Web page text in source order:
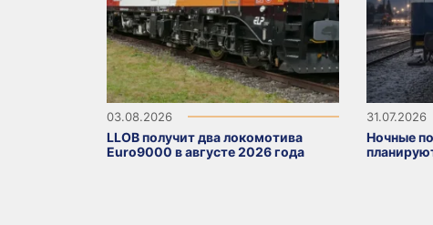
03.08.2026
LLOB получит два локомотива
Euro9000 в августе 2026 года
31.07.2026
Ночные